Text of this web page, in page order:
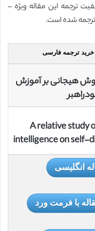
کیفیت ترجمه این مقاله ویژه –
ترجمه شده است.
خرید ترجمه فارسی
هیجانی بر آموزش
A relative study
intelligence on self-
انگلیسی
با فرمت ورد